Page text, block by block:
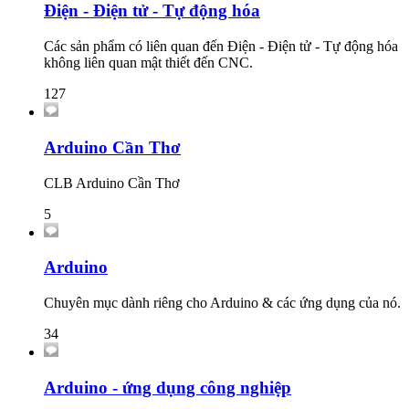
Điện - Điện tử - Tự động hóa
Các sản phẩm có liên quan đến Điện - Điện tử - Tự động hóa
không liên quan mật thiết đến CNC.
127
Arduino Cần Thơ
CLB Arduino Cần Thơ
5
Arduino
Chuyên mục dành riêng cho Arduino & các ứng dụng của nó.
34
Arduino - ứng dụng công nghiệp